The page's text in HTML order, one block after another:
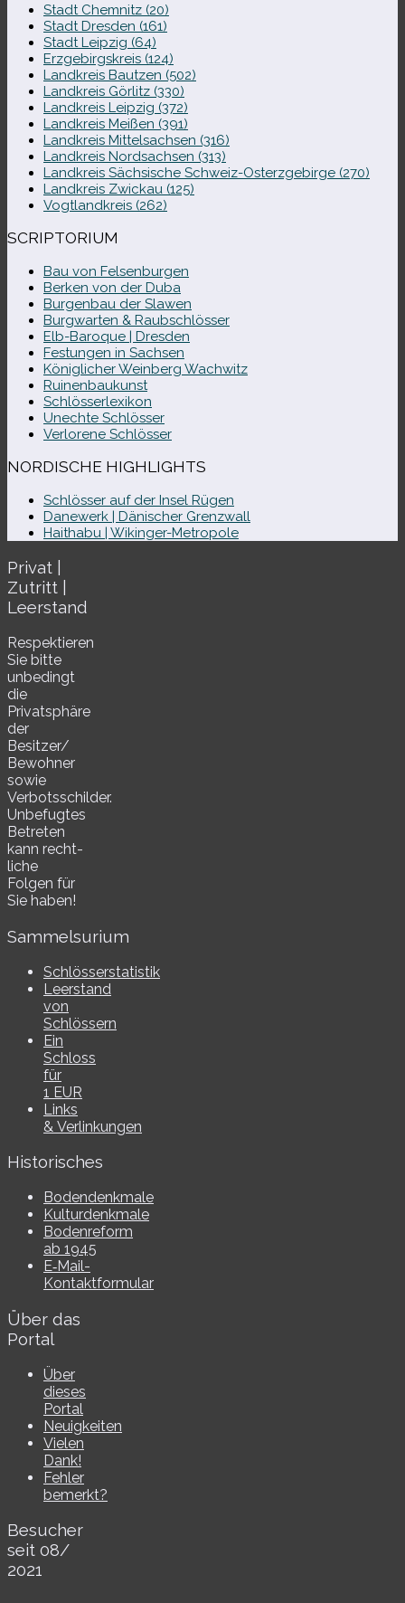
Stadt Chemnitz (20)
Stadt Dresden (161)
Stadt Leipzig (64)
Erzgebirgskreis (124)
Landkreis Bautzen (502)
Landkreis Görlitz (330)
Landkreis Leipzig (372)
Landkreis Meißen (391)
Landkreis Mittelsachsen (316)
Landkreis Nordsachsen (313)
Landkreis Sächsische Schweiz-​Osterzgebirge (270)
Landkreis Zwickau (125)
Vogtlandkreis (262)
SCRIPTORIUM
Bau von Felsenburgen
Berken von der Duba
Burgenbau der Slawen
Burgwarten & Raubschlösser
Elb-​Baroque | Dresden
Festungen in Sachsen
Königlicher Weinberg Wachwitz
Ruinenbaukunst
Schlösserlexikon
Unechte Schlösser
Verlorene Schlösser
NORDISCHE HIGHLIGHTS
Schlösser auf der Insel Rügen
Danewerk | Dänischer Grenzwall
Haithabu | Wikinger-Metropole
Privat |
Zutritt |
Leerstand
Respektieren
Sie bitte
unbe­dingt
die
Privatsphäre
der
Besitzer/​
Bewohner
sowie
Verbotsschilder.
Unbefugtes
Betreten
kann recht­
li­che
Folgen für
Sie haben!
Sammelsurium
Schlösserstatistik
Leerstand
von
Schlössern
Ein
Schloss
für
1 EUR
Links
& Verlinkungen
Historisches
Bodendenkmale
Kulturdenkmale
Bodenreform
ab 1945
E‑Mail-​​
Kontaktformular
Über das
Portal
Über
dieses
Portal
Neuigkeiten
Vielen
Dank!
Fehler
bemerkt?
Besucher
seit 08/​
2021